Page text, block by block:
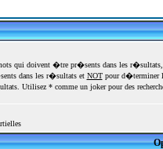
qui doivent �tre pr�sents dans les
dans les r�sultats et NOTpour d�terminer
Utilisez * comme un joker pour des